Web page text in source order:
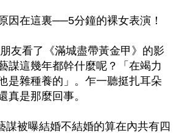
因在這裏──5分鐘的裸女表演！
友看了《滿城盡帶黃金甲》的影
謀這幾年都幹什麼呢？「在竭力
是雜種養的」。乍一聽挺扎耳朵
真是那麼回事。
謀被曝結婚不結婚的算在內共有四